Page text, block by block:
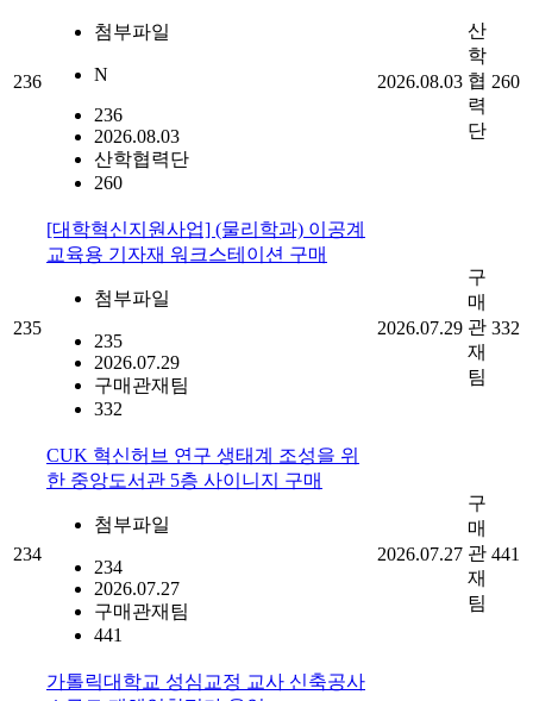
236
첨부파일
N
236
2026.08.03
산학협력단
260
2026.08.03
산
학
협
력
단
260
235
[대학혁신지원사업] (물리학과) 이공계
교육용 기자재 워크스테이션 구매
첨부파일
235
2026.07.29
구매관재팀
332
2026.07.29
구
매
관
재
팀
332
234
CUK 혁신허브 연구 생태계 조성을 위
한 중앙도서관 5층 사이니지 구매
첨부파일
234
2026.07.27
구매관재팀
441
2026.07.27
구
매
관
재
팀
441
가톨릭대학교 성심교정 교사 신축공사